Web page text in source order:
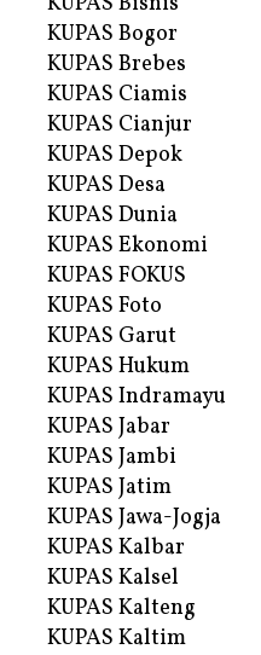
KUPAS Bogor
KUPAS Brebes
KUPAS Ciamis
KUPAS Cianjur
KUPAS Depok
KUPAS Desa
KUPAS Dunia
KUPAS Ekonomi
KUPAS FOKUS
KUPAS Foto
KUPAS Garut
KUPAS Hukum
KUPAS Indramayu
KUPAS Jabar
KUPAS Jambi
KUPAS Jatim
KUPAS Jawa-Jogja
KUPAS Kalbar
KUPAS Kalsel
KUPAS Kalteng
KUPAS Kaltim